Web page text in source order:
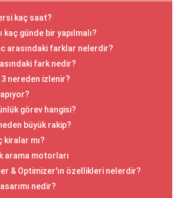
kaç saat?
kaç günde bir yapılmalı?
arasındaki farklar nelerdir?
fark nedir?
nereden izlenir?
görev hangisi?
büyük rakip?
kiralar mı?
arama motorları
& Optimizer'ın özellikleri nelerdir?
nedir?